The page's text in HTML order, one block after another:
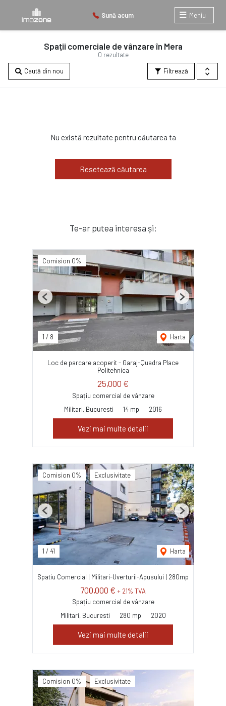
Sună acum Meniu
0 rezultate
Spații comerciale de vânzare în Mera
Filtrează
Caută din nou
Nu există rezultate pentru căutarea ta
Resetează căutarea
Te-ar putea interesa și:
Comision 0%
1 / 8 Harta
Previous Next
Loc de parcare acoperit - Garaj-Quadra Place
Politehnica
25,000 €
Spațiu comercial de vânzare
Militari, Bucuresti
14 mp 2016
Vezi mai multe detalii
Comision 0% Exclusivitate
1 / 41 Harta
Previous Next
Spatiu Comercial | Militari-Uverturii-Apusului | 280mp
700,000 € + 21% TVA
Spațiu comercial de vânzare
Militari, Bucuresti
280 mp 2020
Vezi mai multe detalii
Comision 0% Exclusivitate